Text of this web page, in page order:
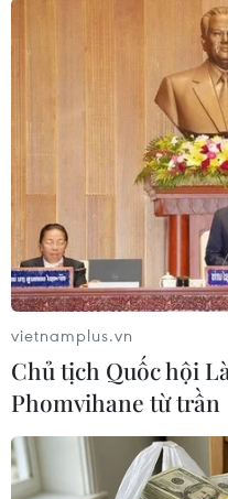
#Park Hang-seo
#Liên
Theo dõi VietnamPlus
vietnamplus.vn
Chủ tịch Quốc hội
Phomvihane từ trần